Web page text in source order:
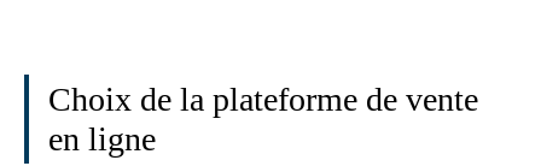
Choix de la plateforme de vente
en ligne